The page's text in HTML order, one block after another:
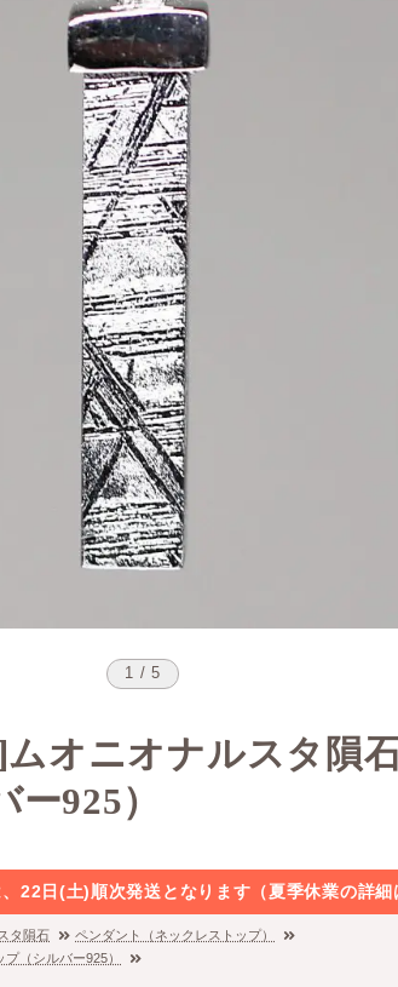
1 / 5
オニオナルスタ隕
ー925）
22日(土)順次発送となります（夏季休業の詳細
タ隕石
ペンダント（ネックレストップ）
（シルバー925）